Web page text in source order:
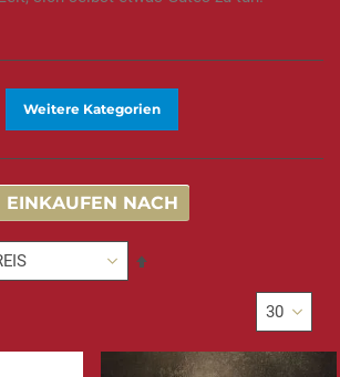
Weitere Kategorien
EINKAUFEN NACH
In